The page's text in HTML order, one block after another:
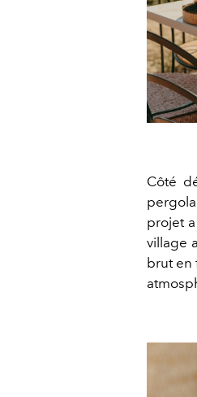
Côté
projet
village
brut en